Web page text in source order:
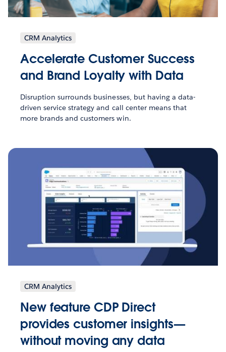
CRM Analytics
Accelerate Customer Success
and Brand Loyalty with Data
Disruption surrounds businesses, but having a data-
driven service strategy and call center means that
more brands and customers win.
CRM Analytics
New feature CDP Direct
provides customer insights—
without moving any data